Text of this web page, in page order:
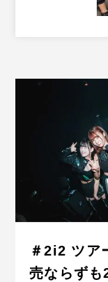
＃2i2 ツア
売ならず